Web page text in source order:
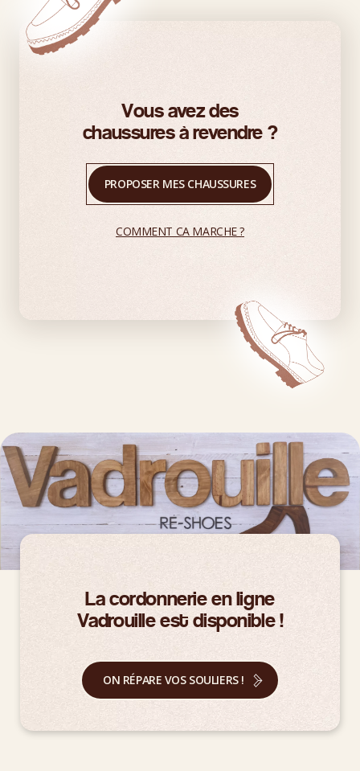
Vous avez des
chaussures à revendre ?
PROPOSER MES CHAUSSURES
COMMENT CA MARCHE ?
La cordonnerie en ligne
Vadrouille est disponible !
ON RÉPARE VOS SOULIERS !